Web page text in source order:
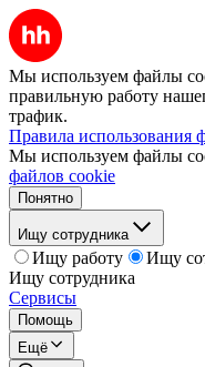
Мы используем файлы
правильную работу
трафик.
Правила использования
Мы используем файлы
файлов cookie
Понятно
Ищу сотрудника
Ищу работу
Ищу
Ищу сотрудника
Сервисы
Помощь
Ещё